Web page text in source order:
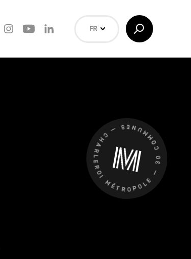
FacebookInstagramYoutube
FR
EN
Afficher/Masquer
la
Recherche
CHARLEROI MÉTROPOLE — 30 COMMUNES —